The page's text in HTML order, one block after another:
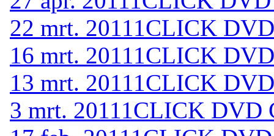
22 mrt. 20111CLICK
16 mrt. 20111CLICK
13 mrt. 20111CLICK
3 mrt. 20111CLICK DVD